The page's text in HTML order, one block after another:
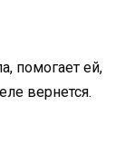
помогает ей,
вернется.